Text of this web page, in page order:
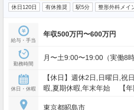
休日120日
有休推奨 駅5分 整形外科メイ
給与・手当
年収500万円〜600万円
勤務時間
月〜土9:00〜19:00（実働8時
休日・休暇
【休日】週休2日,日曜日,
暇,夏期休暇,年末年始 【年
東京都昭島市